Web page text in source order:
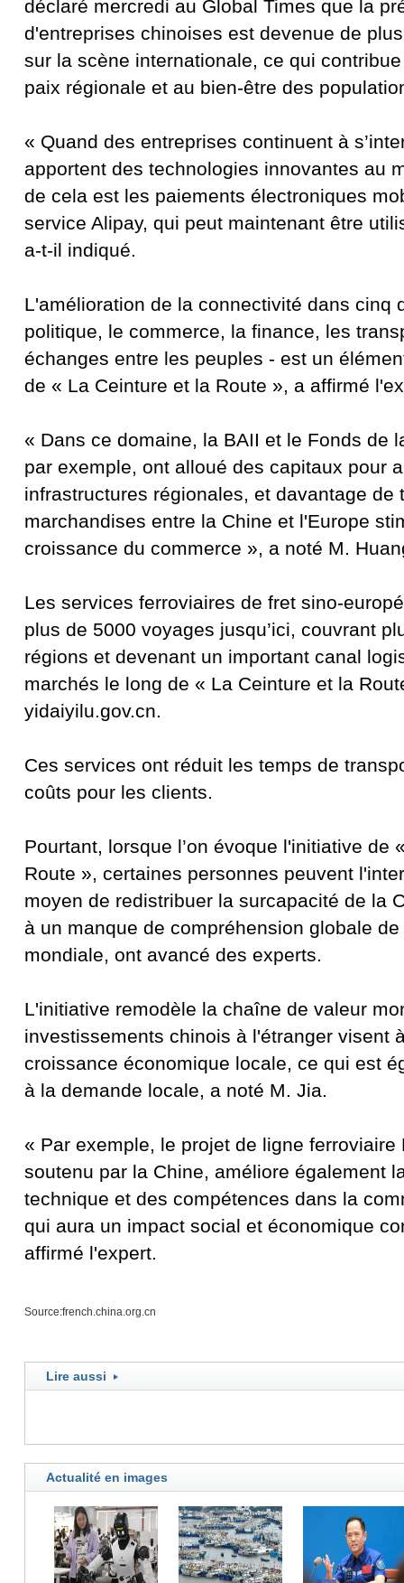
déclaré mercredi au Global Times que la
d'entreprises chinoises est devenue de
sur la scène internationale, ce qui
paix régionale et au bien-être des
« Quand des entreprises continuent à
apportent des technologies innovantes au
de cela est les paiements électroniques
service Alipay, qui peut maintenant être
a-t-il indiqué.
L'amélioration de la connectivité dans cinq
politique, le commerce, la finance, les
échanges entre les peuples - est un
de « La Ceinture et la Route », a affirmé
« Dans ce domaine, la BAII et le Fonds de
par exemple, ont alloué des capitaux pour
infrastructures régionales, et davantage de
marchandises entre la Chine et l'Europe
croissance du commerce », a noté M.
Les services ferroviaires de fret sino-
plus de 5000 voyages jusqu’ici, couvrant
régions et devenant un important canal
marchés le long de « La Ceinture et la
yidaiyilu.gov.cn.
Ces services ont réduit les temps de
coûts pour les clients.
Pourtant, lorsque l’on évoque l'initiative de
Route », certaines personnes peuvent
moyen de redistribuer la surcapacité de la
à un manque de compréhension globale
mondiale, ont avancé des experts.
L'initiative remodèle la chaîne de valeur
investissements chinois à l'étranger visent
croissance économique locale, ce qui est
à la demande locale, a noté M. Jia.
« Par exemple, le projet de ligne ferroviaire
soutenu par la Chine, améliore également
technique et des compétences dans la
qui aura un impact social et économique
affirmé l'expert.
Source:french.china.org.cn
Lire aussi